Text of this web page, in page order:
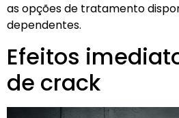
as opções de tratamento
dependentes.
Efeitos
de crack